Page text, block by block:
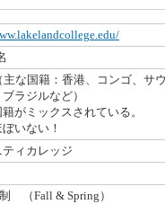
主な国籍：香港、コンゴ、サ
ラジルなど）
がミックスされている。
いない！
ティカレッジ
制 （Fall & Spring）